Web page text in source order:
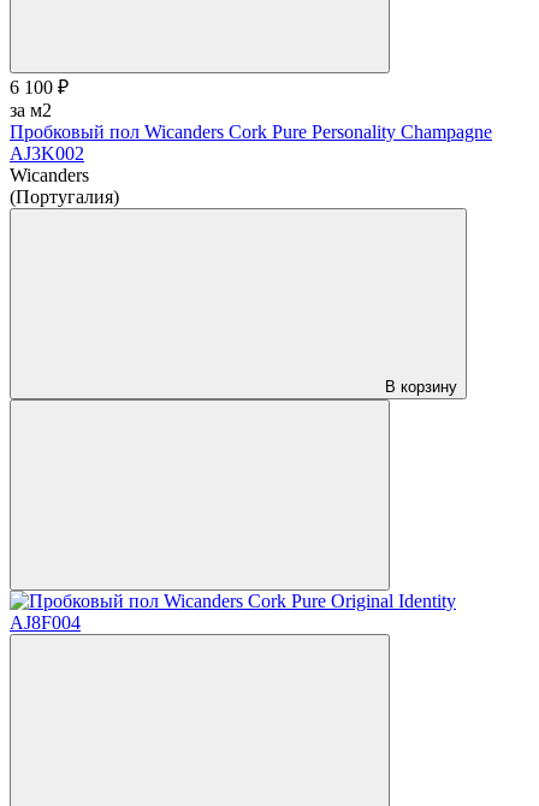
6 100 ₽
за м2
Пробковый пол Wicanders Cork Pure Personality Champagne
AJ3K002
Wicanders
(Португалия)
В корзину